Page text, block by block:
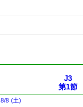
J3
第1節
8/8 (土)